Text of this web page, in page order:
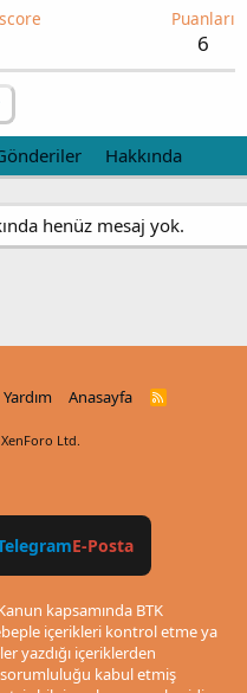
Puanları
6
Hakkında
henüz mesaj yok.
Yardım Anasayfa
R
Ltd.
E-Posta
kapsamında BTK
içerikleri kontrol etme ya
yazdığı içeriklerden
kabul etmiş